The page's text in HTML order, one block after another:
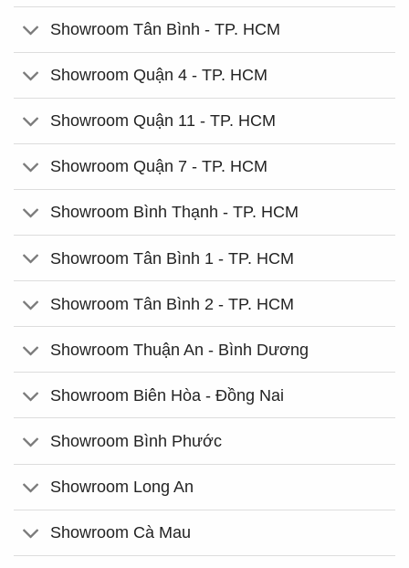
Showroom Tân Bình - TP. HCM
Showroom Quận 4 - TP. HCM
Showroom Quận 11 - TP. HCM
Showroom Quận 7 - TP. HCM
Showroom Bình Thạnh - TP. HCM
Showroom Tân Bình 1 - TP. HCM
Showroom Tân Bình 2 - TP. HCM
Showroom Thuận An - Bình Dương
Showroom Biên Hòa - Đồng Nai
Showroom Bình Phước
Showroom Long An
Showroom Cà Mau